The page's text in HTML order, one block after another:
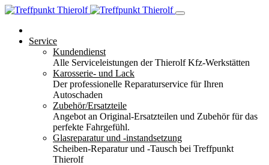
Service
Kundendienst
Alle Serviceleistungen der Thierolf Kfz-Werkstätten
Karosserie- und Lack
Der professionelle Reparaturservice für Ihren
Autoschaden
Zubehör/Ersatzteile
Angebot an Original-Ersatzteilen und Zubehör für das
perfekte Fahrgefühl.
Glasreparatur und -instandsetzung
Scheiben-Reparatur und -Tausch bei Treffpunkt
Thierolf